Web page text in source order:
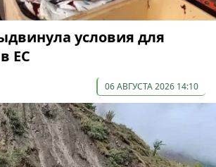
условия для
ЕС
06 АВГУСТА 2026 14:10